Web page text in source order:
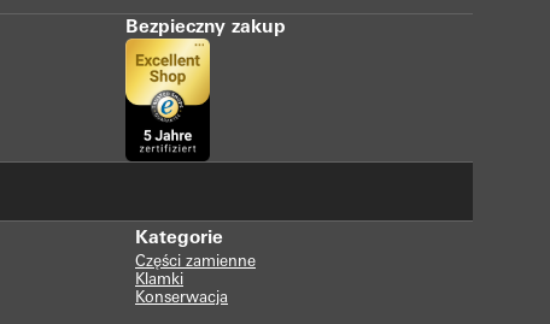
Bezpieczny zakup
Kategorie
Części zamienne
Klamki
Konserwacja